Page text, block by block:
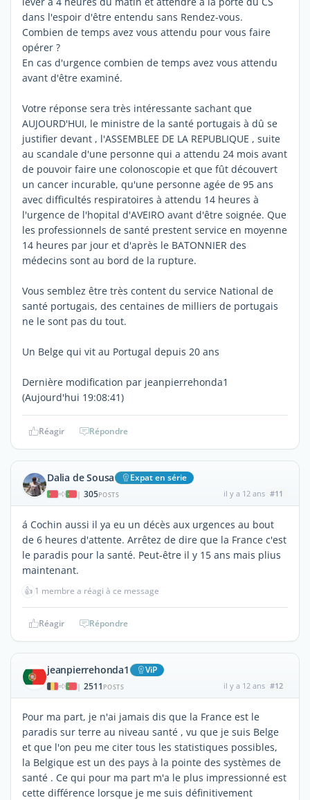
dans l'espoir d'être entendu sans Rendez-vous.
Combien de temps avez vous attendu pour vous faire
opérer ?
En cas d'urgence combien de temps avez vous attendu
avant d'être examiné.
Votre réponse sera très intéressante sachant que
AUJOURD'HUI, le ministre de la santé portugais à dû se
justifier devant , l'ASSEMBLEE DE LA REPUBLIQUE , suite
au scandale d'une personne qui a attendu 24 mois avant
de pouvoir faire une colonoscopie et que fût découvert
un cancer incurable, qu'une personne agée de 95 ans
avec difficultés respiratoires à attendu 14 heures à
l'urgence de l'hopital d'AVEIRO avant d'être soignée. Que
les professionnels de santé prestent service en moyenne
14 heures par jour et d'après le BATONNIER des
médecins sont au bord de la rupture.
Vous semblez être très content du service National de
santé portugais, des centaines de milliers de portugais
ne le sont pas du tout.
Un Belge qui vit au Portugal depuis 20 ans
Dernière modification par jeanpierrehonda1
(Aujourd'hui 19:08:41)
Réagir Répondre
Dalia de Sousa Expat en série
| 305POSTS il y a 12 ans #11
á Cochin aussi il ya eu un décès aux urgences au bout
de 6 heures d'attente. Arrêtez de dire que la France c'est
le paradis pour la santé. Peut-être il y 15 ans mais plius
maintenant.
👍 1 membre a réagi à ce message
Réagir Répondre
jeanpierrehonda1 ViP
| 2511 POSTS il y a 12 ans #12
Pour ma part, je n'ai jamais dis que la France est le
paradis sur terre au niveau santé , vu que je suis Belge
et que l'on peu me citer tous les statistiques possibles,
la Belgique est un des pays à la pointe des systèmes de
santé . Ce qui pour ma part m'a le plus impressionné est
cette différence lorsque je me suis définitivement